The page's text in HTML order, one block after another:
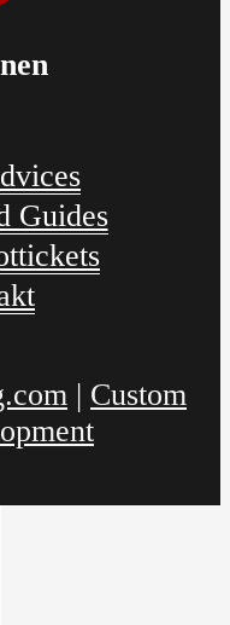
Guides
| Custom